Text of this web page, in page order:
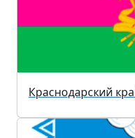
Краснодарский